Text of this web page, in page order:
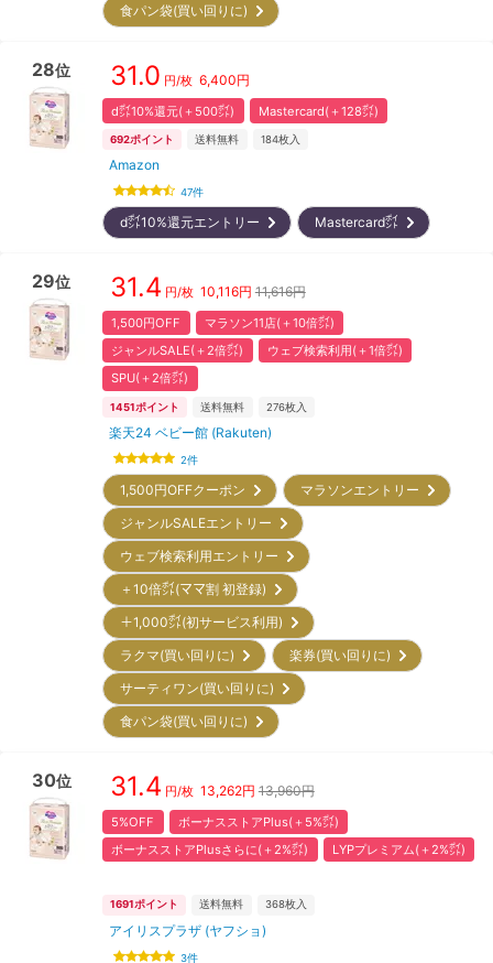
食パン袋(買い回りに)
28位 31.0 円/枚 6,400円
d㌽10%還元(＋500㌽) Mastercard(＋128㌽)
692ポイント 送料無料 184枚入
Amazon
47件
d㌽10%還元エントリー Mastercard㌽
29位 31.4 円/枚 10,116円 11,616円
1,500円OFF
マラソン11店(＋10倍㌽)
ジャンルSALE(＋2倍㌽)
ウェブ検索利用(＋1倍㌽)
SPU(＋2倍㌽)
1451ポイント 送料無料 276枚入
楽天24 ベビー館 (Rakuten)
2件
1,500円OFFクーポン
マラソンエントリー
ジャンルSALEエントリー
ウェブ検索利用エントリー
＋10倍㌽(ママ割 初登録)
＋1,000㌽(初サービス利用)
ラクマ(買い回りに)
楽券(買い回りに)
サーティワン(買い回りに)
食パン袋(買い回りに)
30位 31.4 円/枚 13,262円 13,960円
5%OFF
ボーナスストアPlus(＋5%㌽)
ボーナスストアPlusさらに(＋2%㌽)
LYPプレミアム(＋2%㌽)
1691 ポイント 送料無料 368枚入
アイリスプラザ (ヤフショ)
3件